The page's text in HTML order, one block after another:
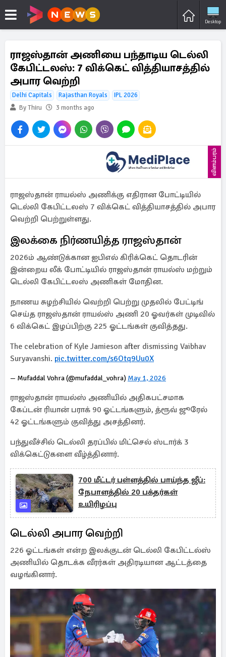
Desktop
ராஜஸ்தான் அணியை பந்தாடிய டெல்லி
கேபிட்டலஸ்: 7 விக்கெட் வித்தியாசத்தில்
அபார வெற்றி
Delhi Capitals Rajasthan Royals
IPL 2026
By Thiru
3 months ago
விளம்பரம்
ராஜஸ்தான் ராயல்ஸ் அணிக்கு எதிரான போட்டியில்
டெல்லி கேபிட்டலஸ் 7 விக்கெட் வித்தியாசத்தில் அபார
வெற்றி பெற்றுள்ளது.
இலக்கை நிர்ணயித்த ராஜஸ்தான்
2026ம் ஆண்டுக்கான ஐபிஎல் கிரிக்கெட் தொடரின்
இன்றைய லீக் போட்டியில் ராஜஸ்தான் ராயல்ஸ் மற்றும்
டெல்லி கேபிட்டலஸ் அணிகள் மோதின.
நாணய சுழற்சியில் வெற்றி பெற்று முதலில் பேட்டிங்
செய்த ராஜஸ்தான் ராயல்ஸ் அணி 20 ஓவர்கள் முடிவில்
6 விக்கெட் இழப்பிற்கு 225 ஓட்டங்கள் குவித்தது.
The celebration of Kyle Jamieson after dismissing Vaibhav
Suryavanshi. pic.twitter.com/s6Otq9Uu0X
— Mufaddal Vohra (@mufaddal_vohra) May 1, 2026
ராஜஸ்தான் ராயல்ஸ் அணியில் அதிகபட்சமாக
கேப்டன் ரியான் பராக் 90 ஓட்டங்களும், த்ரூவ் ஜூரேல்
42 ஓட்டங்களும் குவித்து அசத்தினர்.
பந்துவீச்சில் டெல்லி தரப்பில் மிட்செல் ஸ்டார்க் 3
விக்கெட்டுகளை வீழ்த்தினார்.
700 மீட்டர் பள்ளத்தில் பாய்ந்த ஜீப்:
நேபாளத்தில் 20 பக்தர்கள்
உயிரிழப்பு
டெல்லி அபார வெற்றி
226 ஓட்டங்கள் என்ற இலக்குடன் டெல்லி கேபிட்டல்ஸ்
அணியில் தொடக்க வீரர்கள் அதிரடியான ஆட்டத்தை
வழங்கினார்.